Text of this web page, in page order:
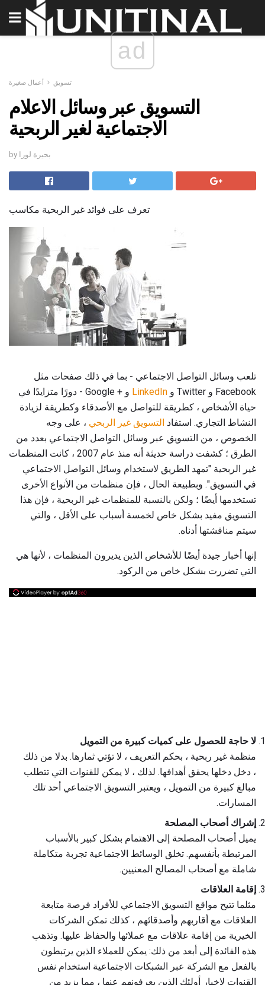
ad
تسويق أعمال صغيرة
التسويق عبر وسائل الاعلام
الاجتماعية لغير الربحية
by بحيرة لورا
تعرف على فوائد غير الربحية مكاسب
تلعب وسائل التواصل الاجتماعي - بما في ذلك صفحات مثل
Facebook و Twitter و
LinkedIn
و + Google - دورًا متزايدًا في
حياة الأشخاص ، كطريقة للتواصل مع الأصدقاء وكطريقة لزيادة
النشاط التجاري. استفاد التسويق غير الربحي ، على وجه
الخصوص ، من التسويق عبر وسائل التواصل الاجتماعي بعدد من
الطرق ؛ كشفت دراسة حديثة أنه منذ عام 2007 ، كانت المنظمات
غير الربحية "تمهد الطريق لاستخدام وسائل التواصل الاجتماعي
في التسويق". وبطبيعة الحال ، فإن منظمات من الأنواع الأخرى
تستخدمها أيضًا ؛ ولكن بالنسبة للمنظمات غير الربحية ، فإن هذا
التسويق مفيد بشكل خاص لخمسة أسباب على الأقل ، والتي
سيتم مناقشتها أدناه.
إنها أخبار جيدة أيضًا للأشخاص الذين يديرون المنظمات ، لأنها هي
التي تضررت بشكل خاص من الركود.
لا حاجة للحصول على كميات كبيرة من التمويل
منظمة غير ربحية ، بحكم التعريف ، لا تؤتي ثمارها. بدلا من ذلك
، دخل دخلها يحقق أهدافها. لذلك ، لا يمكن للقنوات التي تتطلب
مبالغ كبيرة من التمويل ، ويعتبر التسويق الاجتماعي أحد تلك
المسارات.
إشراك أصحاب المصلحة
يميل أصحاب المصلحة إلى الاهتمام بشكل كبير بالأسباب
المرتبطة بأنفسهم. تخلق الوسائط الاجتماعية تجربة متكاملة
شاملة مع أصحاب المصالح المعنيين.
إقامة العلاقات
مثلما تتيح مواقع التسويق الاجتماعي للأفراد فرصة متابعة
العلاقات مع أقاربهم وأصدقائهم ، كذلك تمكن الشركات
الخيرية من إقامة علاقات مع عملائها والحفاظ عليها. وتذهب
هذه الفائدة إلى أبعد من ذلك: يمكن للعملاء الذين يرتبطون
بالفعل مع الشركة عبر الشبكات الاجتماعية استخدام نفس
القنوات لإخبار أولئك الذين يعرفونهم عنها ، مما يزيد من